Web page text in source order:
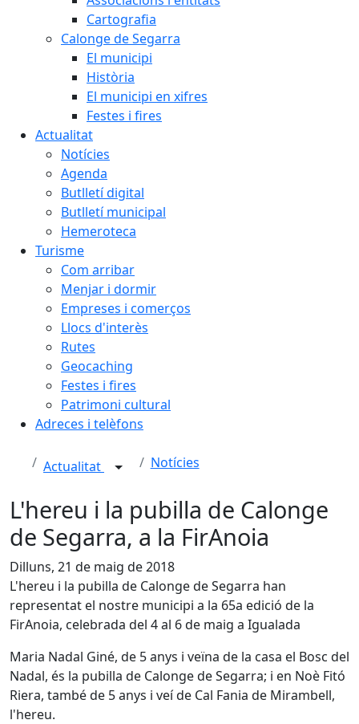
Cartografia
Calonge de Segarra
El municipi
Història
El municipi en xifres
Festes i fires
Actualitat
Notícies
Agenda
Butlletí digital
Butlletí municipal
Hemeroteca
Turisme
Com arribar
Menjar i dormir
Empreses i comerços
Llocs d'interès
Rutes
Geocaching
Festes i fires
Patrimoni cultural
Adreces i telèfons
Actualitat Notícies
L'hereu i la pubilla de Calonge
de Segarra, a la FirAnoia
Dilluns, 21 de maig de 2018
L'hereu i la pubilla de Calonge de Segarra han
representat el nostre municipi a la 65a edició de la
FirAnoia, celebrada del 4 al 6 de maig a Igualada
Maria Nadal Giné, de 5 anys i veïna de la casa el Bosc del
Nadal, és la pubilla de Calonge de Segarra; i en Noè Fitó
Riera, també de 5 anys i veí de Cal Fania de Mirambell,
l'hereu.